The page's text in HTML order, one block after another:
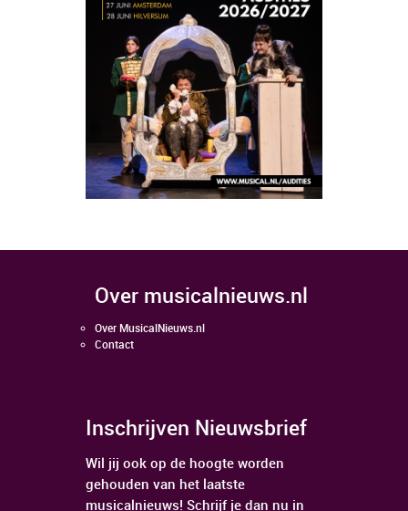
over musicalnieuws.nl
Over MusicalNieuws.nl
Contact
Inschrijven Nieuwsbrief
Wil jij ook op de hoogte worden
gehouden van het laatste
musicalnieuws! Schrijf je dan nu in